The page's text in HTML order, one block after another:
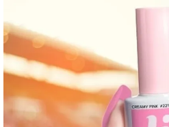
Polski
Po zmianie kraju część